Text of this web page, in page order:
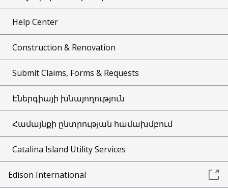
Help Center
Construction & Renovation
Submit Claims, Forms & Requests
Էներգիայի խնայողություն
Համայնքի ընտրության համախմբում
Catalina Island Utility Services
Edison International